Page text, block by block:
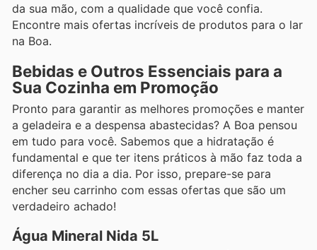
da sua mão, com a qualidade que você confia.
Encontre mais ofertas incríveis de produtos para o lar
na Boa.
Bebidas e Outros Essenciais para a
Sua Cozinha em Promoção
Pronto para garantir as melhores promoções e manter
a geladeira e a despensa abastecidas? A Boa pensou
em tudo para você. Sabemos que a hidratação é
fundamental e que ter itens práticos à mão faz toda a
diferença no dia a dia. Por isso, prepare-se para
encher seu carrinho com essas ofertas que são um
verdadeiro achado!
Água Mineral Nida 5L